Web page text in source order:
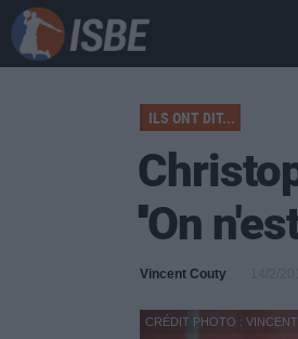
ILS ONT DIT...
''On
Vincent Couty
CRÉDIT PHOTO :